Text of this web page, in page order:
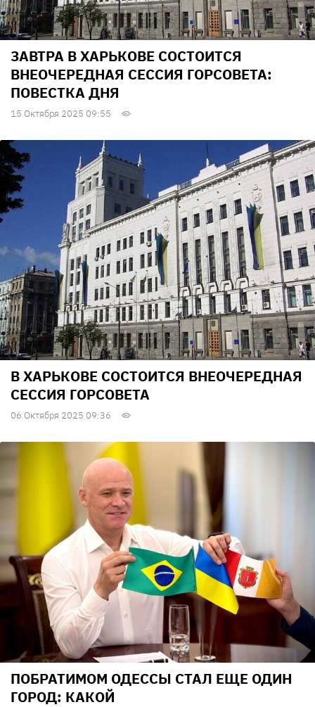
ЗАВТРА В ХАРЬКОВЕ СОСТОИТСЯ
ВНЕОЧЕРЕДНАЯ СЕССИЯ ГОРСОВЕТА:
ПОВЕСТКА ДНЯ
15 Октября 2025 09:55
В ХАРЬКОВЕ СОСТОИТСЯ ВНЕОЧЕРЕДНАЯ
СЕССИЯ ГОРСОВЕТА
06 Октября 2025 09:36
ПОБРАТИМОМ ОДЕССЫ СТАЛ ЕЩЕ ОДИН
ГОРОД: КАКОЙ